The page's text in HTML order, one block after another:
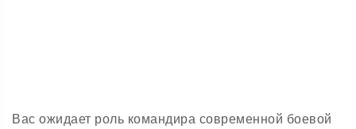
Вас ожидает роль командира современной боевой